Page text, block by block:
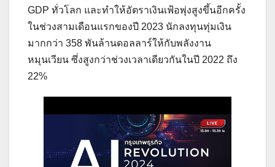
GDP ทั่วโลก และทำให้อัตราเงินเฟ้อพุ่งสูงขึ้นอีกครั้ง
ในช่วงสามเดือนแรกของปี 2023 นักลงทุนทุ่มเงิน
มากกว่า 358 พันล้านดอลลาร์ให้กับพลังงาน
หมุนเวียน ซึ่งสูงกว่าช่วงเวลาเดียวกันในปี 2022 ถึง
22%